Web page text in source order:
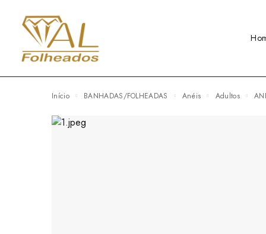
Início BANHADAS/FOLHEADAS Anéis Adultos